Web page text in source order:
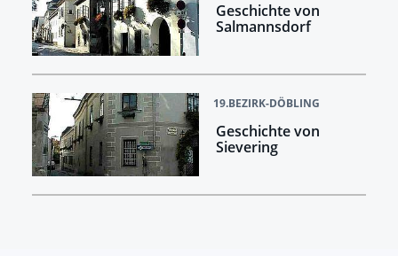
Geschichte von
Salmannsdorf
19.BEZIRK-DÖBLING
Geschichte von
Sievering